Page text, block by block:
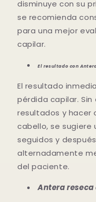
disminuye con su
se recomienda
para una mejor
capilar.
El resultado con
El resultado
pérdida capilar.
resultados y hacer
cabello, se sugiere
seguidos y
alternadamente
del paciente.
Antera